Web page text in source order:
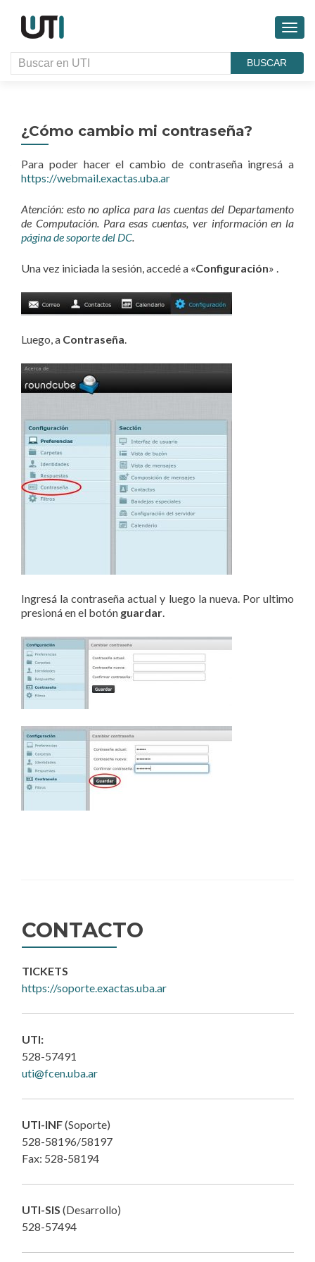
BUSCAR
¿Cómo cambio mi contraseña?
Para poder hacer el cambio de contraseña ingresá a
https://webmail.exactas.uba.ar
Atención: esto no aplica para las cuentas del Departamento
de Computación. Para esas cuentas, ver información en la
página de soporte del DC.
Una vez iniciada la sesión,accedéa «Configuración» .
Luego, a Contraseña.
Ingresá la contraseña actual y luego la nueva. Por ultimo
presioná en el botón guardar.
CONTACTO
TICKETS
https://soporte.exactas.uba.ar
UTI:
528-57491
uti@fcen.uba.ar
UTI-INF(Soporte)
528-58196/58197
Fax: 528-58194
UTI-SIS (Desarrollo)
528-57494